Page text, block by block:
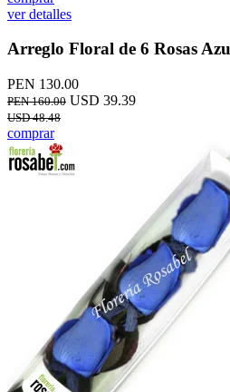
ver detalles
Arreglo Floral de 6 Rosas
PEN 130.00
PEN 160.00 USD 39.39
USD 48.48
comprar